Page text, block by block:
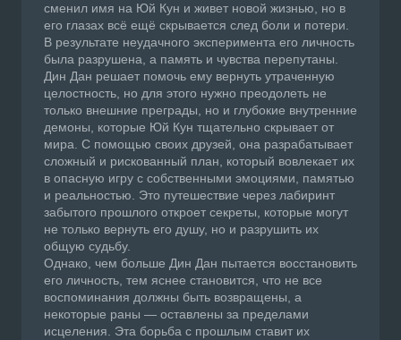
сменил имя на Юй Кун и живет новой жизнью, но в
его глазах всё ещё скрывается след боли и потери.
В результате неудачного эксперимента его личность
была разрушена, а память и чувства перепутаны.
Дин Дан решает помочь ему вернуть утраченную
целостность, но для этого нужно преодолеть не
только внешние преграды, но и глубокие внутренние
демоны, которые Юй Кун тщательно скрывает от
мира. С помощью своих друзей, она разрабатывает
сложный и рискованный план, который вовлекает их
в опасную игру с собственными эмоциями, памятью
и реальностью. Это путешествие через лабиринт
забытого прошлого откроет секреты, которые могут
не только вернуть его душу, но и разрушить их
общую судьбу.
Однако, чем больше Дин Дан пытается восстановить
его личность, тем яснее становится, что не все
воспоминания должны быть возвращены, а
некоторые раны — оставлены за пределами
исцеления. Эта борьба с прошлым ставит их